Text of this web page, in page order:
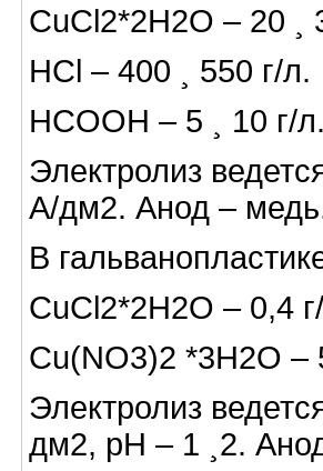
CuCl2*2H2O – 20 ¸
НCl – 400 ¸ 550 г/л.
HCOOH – 5 ¸ 10 г/
Электролиз
А/дм2. Анод –
В
CuCl2*2H2O – 0,4
Cu(NO3)2 *3H2O –
Электролиз
дм2, рН – 1 ¸2.